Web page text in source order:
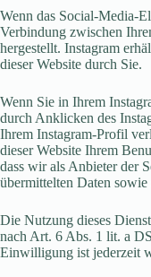
Wenn das Social-Media-
Verbindung zwischen
hergestellt. Instagram
dieser Website durch Sie.
Wenn Sie in Ihrem
durch Anklicken des
Ihrem Instagram-Profil
dieser Website Ihrem
dass wir als Anbieter der
übermittelten Daten
Die Nutzung dieses
nach Art. 6 Abs. 1 lit. a
Einwilligung ist jederzeit